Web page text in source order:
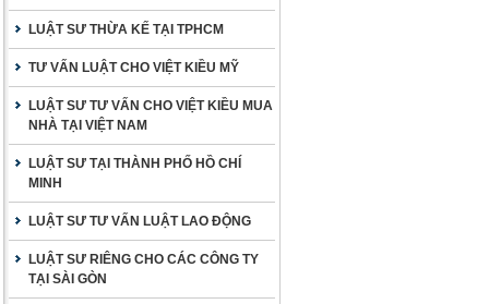
LUẬT SƯ THỪA KẾ TẠI TPHCM
TƯ VẤN LUẬT CHO VIỆT KIỀU MỸ
LUẬT SƯ TƯ VẤN CHO VIỆT KIỀU MUA
NHÀ TẠI VIỆT NAM
LUẬT SƯ TẠI THÀNH PHỐ HỒ CHÍ
MINH
LUẬT SƯ TƯ VẤN LUẬT LAO ĐỘNG
LUẬT SƯ RIÊNG CHO CÁC CÔNG TY
TẠI SÀI GÒN